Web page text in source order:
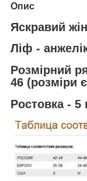
Опис
Яскравий
Ліф -
Розмірний
46 (розміри
Ростовка - 5